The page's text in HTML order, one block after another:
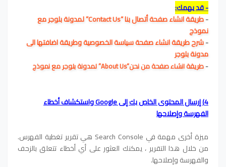
- قد يهمك:
-
طريقة انشاء صفحة أتصال بنا “Contact Us” لمدونة بلوجر مع
نموذج
-شرح طريقة انشاء صفحة سياسة الخصوصية وطريقة اضافتها الى
مدونة بلوجر
-طريقة انشاء صفحة من نحن“About Us” لمدونة بلوجر مع نموذج
4) إرسال المحتوى الخاص بك إلى Google واستكشاف أخطاء
الفهرسة وإصلاحها
ميزة أخرى مهمة في Search Console هي تقرير تغطية الفهرس.
من خلال هذا التقرير ، يمكنك العثور على أي أخطاء تتعلق بالزحف
والفهرسة وإصلاحها.